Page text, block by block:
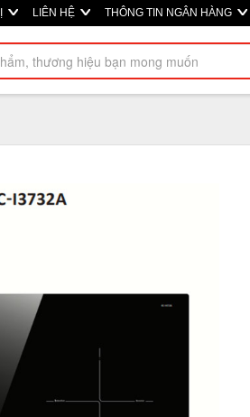
LIÊN HỆ THÔNG TIN NGÂN HÀNG